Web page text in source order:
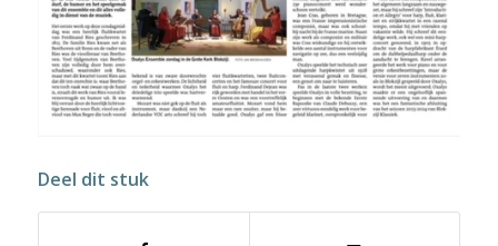
Deel dit stuk